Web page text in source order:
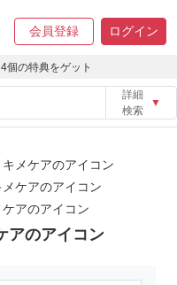
会員登録 ログイン
個の特典をゲット
詳細
検索
▼
メケアのアイコン
ケアのアイコン
アのアイコン
アのアイコン